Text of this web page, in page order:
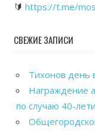
🔰 https://t.me/
СВЕЖИЕ ЗАПИСИ
Тихонов день
Награждение
по случаю 40-